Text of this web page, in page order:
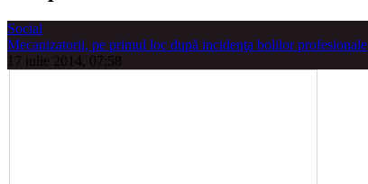
Social
Mecanizatorii, pe primul loc după incidenţa bolilor profesionale
17 iulie 2014, 07:58